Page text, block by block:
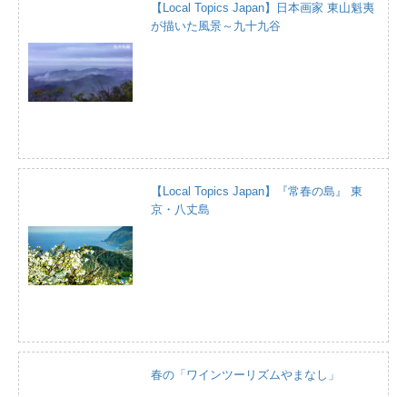
【Local Topics Japan】日本画家 東山魁夷
が描いた風景～九十九谷
【Local Topics Japan】『常春の島』 東
京・八丈島
春の「ワインツーリズムやまなし」